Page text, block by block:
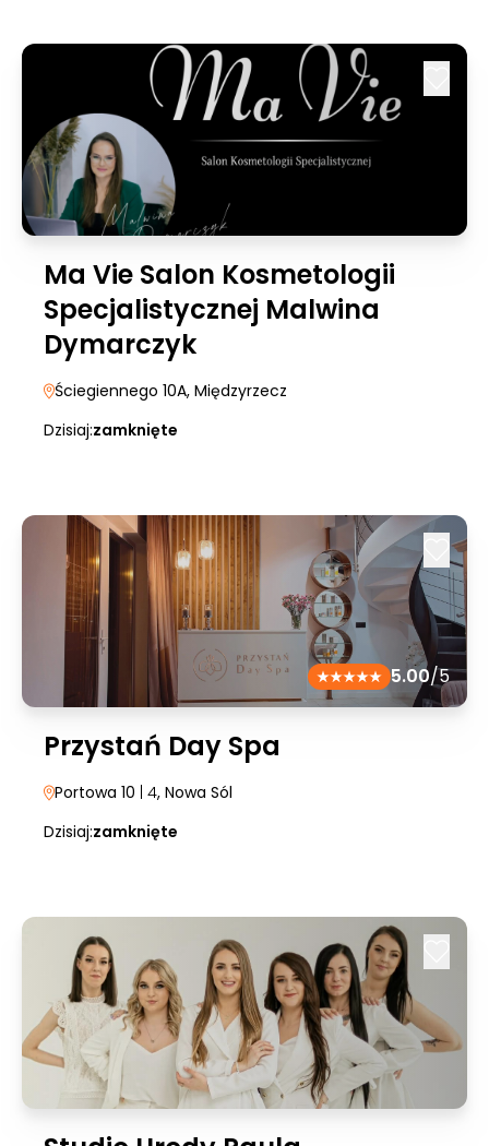
Ma Vie Salon Kosmetologii
Specjalistycznej Malwina
Dymarczyk
Ściegiennego 10A, Międzyrzecz
Dzisiaj:zamknięte
5.00/5
Przystań Day Spa
Portowa 10 | 4, Nowa Sól
Dzisiaj:zamknięte